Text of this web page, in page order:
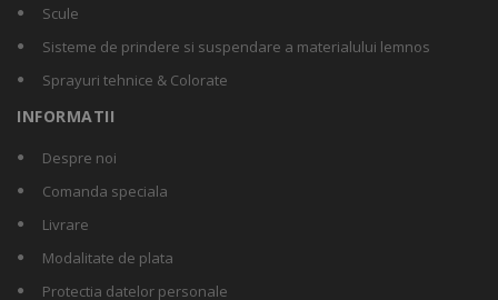
Scule
Sisteme de prindere si suspendare a materialului lemnos
Sprayuri tehnice & Colorate
INFORMATII
Despre noi
Comanda speciala
Livrare
Modalitate de plata
Protectia datelor personale